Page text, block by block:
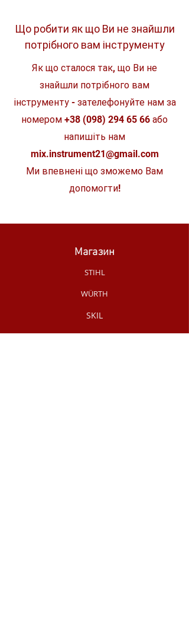
Макс. діаметр
частинок
35 мм
Вихідне з'єднання 1 1/2 "
Розміри (Д х Ш х В)
160 x 168 x
380 мм
Вага відповідно до
EPTA
5,3 кг
Що робити як що Ви не знайшли
потрібного вам інструменту
Як що сталося так, що Ви не
знайшли потрібного вам
інструменту - зателефонуйте нам за
номером +38 (098) 294 65 66 або
напишіть нам
mix.instrument21@gmail.com
Ми впевнені що зможемо Вам
допомогти!
Магазин
STIHL
WÜRTH
SKIL